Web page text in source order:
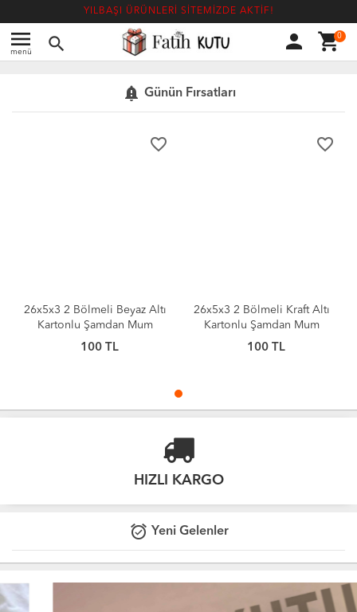
YILBAŞI ÜRÜNLERİ SİTEMİZDE AKTİF!
menu
menü search person shopping_cart0
notification_important Günün Fırsatları
favorite_border
26x5x3 2 Bölmeli Kraft Altı
Kartonlu Şamdan Mum
Kutusu [10 Adet]
100 TL
favorite_border
26x5x3 2 Bölmeli Beyaz Altı
Kartonlu Şamdan Mum
Kutusu [10 Adet]
100 TL
HIZLI KARGO
alarm_on Yeni Gelenler